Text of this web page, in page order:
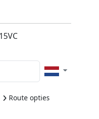
Route opties